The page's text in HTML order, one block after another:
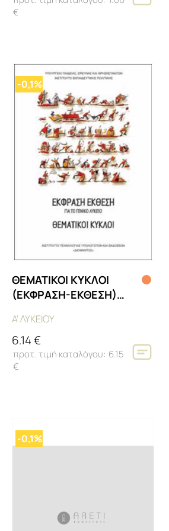
€
-0,1%
ΘΕΜΑΤΙΚΟΙ ΚΥΚΛΟΙ
(ΕΚΦΡΑΣΗ-ΕΚΘΕΣΗ)
Α' ΛΥΚΕΙΟΥ
6.14 €
6.15
€
-0,1%